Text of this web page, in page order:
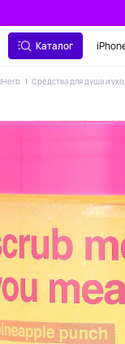
Каталог
IHerb Средства для душа и